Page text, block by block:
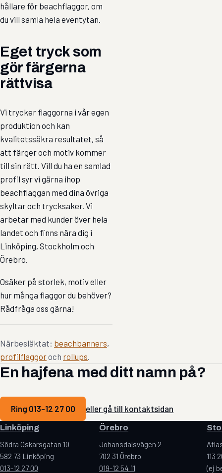
hållare för beachflaggor, om
du vill samla hela eventytan.
Eget tryck som
gör färgerna
rättvisa
Vi trycker flaggorna i vår egen
produktion och kan
kvalitetssäkra resultatet, så
att färger och motiv kommer
till sin rätt. Vill du ha en samlad
profil syr vi gärna ihop
beachflaggan med dina övriga
skyltar och trycksaker. Vi
arbetar med kunder över hela
landet och finns nära dig i
Linköping, Stockholm och
Örebro.
Osäker på storlek, motiv eller
hur många flaggor du behöver?
Rådfråga oss gärna!
Närbesläktat: beachbanners,
profilflaggoroch rollups
En hajfena med ditt namn på?
Ring 013-12 27 00 eller gå till kontaktsidan
Linköping
Södra Oskarsgatan 10
582 73 Linköping
013-12 27 00
Örebro
Johansdalsvägen 2
702 31 Örebro
019-12 54 11
113
(ej